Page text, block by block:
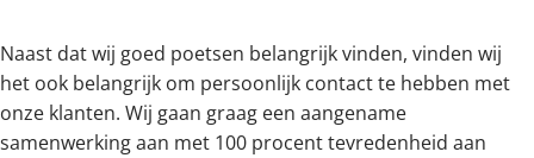
Naast dat wij goed poetsen belangrijk vinden, vinden wij
het ook belangrijk om persoonlijk contact te hebben met
onze klanten. Wij gaan graag een aangename
samenwerking aan met 100 procent tevredenheid aan